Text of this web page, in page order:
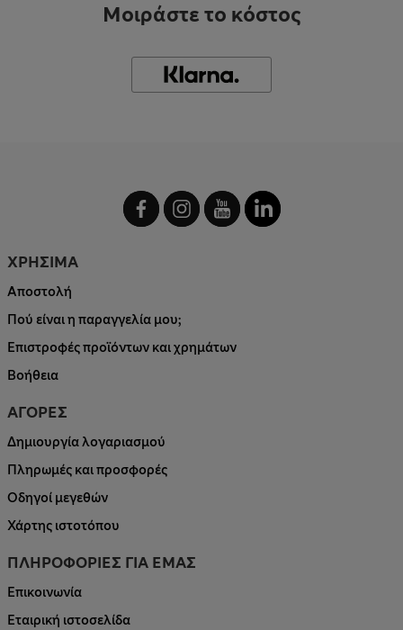
Μοιράστε το κόστος
ΧΡΗΣΙΜΑ
Αποστολή
Πού είναι η παραγγελία μου;
Επιστροφές προϊόντων και χρημάτων
Βοήθεια
ΑΓΟΡΕΣ
Δημιουργία λογαριασμού
Πληρωμές και προσφορές
Οδηγοί μεγεθών
Χάρτης ιστοτόπου
ΠΛΗΡΟΦΟΡΙΕΣ ΓΙΑ ΕΜΑΣ
Επικοινωνία
Εταιρική ιστοσελίδα